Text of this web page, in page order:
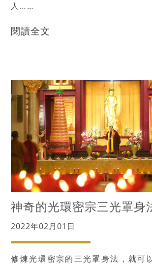
人……
閱讀全文
神奇的光環密宗三光罩身
2022年02月01日
修煉光環密宗的三光罩身法，就可